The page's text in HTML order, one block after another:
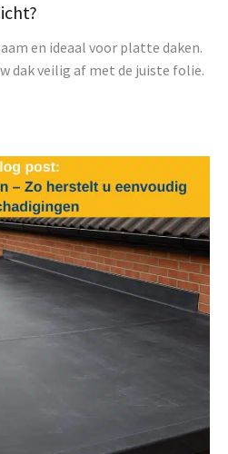
en ideaal voor platte daken.
dak veilig af met de juiste folie.